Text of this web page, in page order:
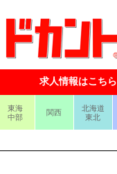
求人情報はこちら
東海
中部
関西
北海道
東北